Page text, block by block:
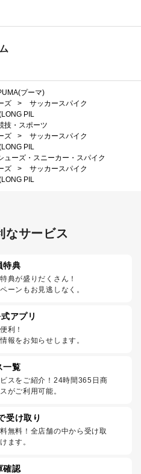
プーマ)
ズ >
サッカースパイク
PIL
技・スポーツ
ズ >
サッカースパイク
PIL
ューズ・スニーカー・スパイク
ズ >
サッカースパイク
PIL
なサービス
特典
典が盛りだくさん！
ーンもお見逃しなく。
アプリ
利！
報をお知らせします。
一覧
スをご紹介！24時間365日商
がご利用可能。
受け取り
無料！全店舗の中から受け取
ます。
確認